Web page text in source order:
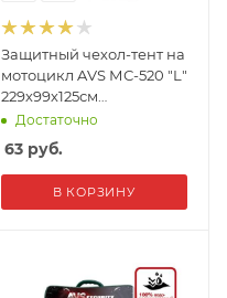
Защитный чехол-тент на
мотоцикл AVS МС-520 "L"
229х99х125см
(водонепроницаемый)
Достаточно
63руб.
В КОРЗИНУ